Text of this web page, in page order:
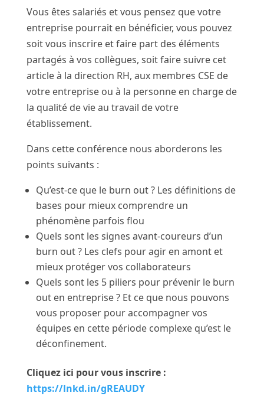
Vous êtes salariés et vous pensez que votre
entreprise pourrait en bénéficier, vous pouvez
soit vous inscrire et faire part des éléments
partagés à vos collègues, soit faire suivre cet
article à la direction RH, aux membres CSE de
votre entreprise ou à la personne en charge de
la qualité de vie au travail de votre
établissement.
Dans cette conférence nous aborderons les
points suivants :
Qu’est-ce que le burn out ? Les définitions de
bases pour mieux comprendre un
phénomène parfois flou
Quels sont les signes avant-coureurs d’un
burn out ? Les clefs pour agir en amont et
mieux protéger vos collaborateurs
Quels sont les 5 piliers pour prévenir le burn
out en entreprise ? Et ce que nous pouvons
vous proposer pour accompagner vos
équipes en cette période complexe qu’est le
déconfinement.
Cliquez ici pour vous inscrire :
https://lnkd.in/gREAUDY